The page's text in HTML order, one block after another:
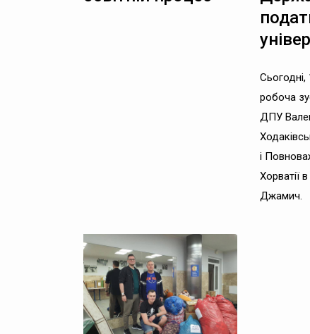
Сьогодні,
робоча
ДПУ
і
Хорватії
Джамич.